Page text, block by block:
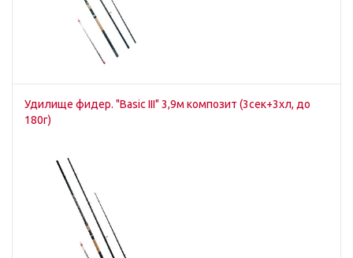
Удилище фидер. "Basic III" 3,9м композит (3сек+3хл, до
180г)